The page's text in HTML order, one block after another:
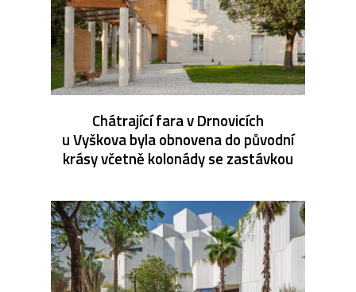
Chátrající fara v Drnovicích
u Vyškova byla obnovena do původní
krásy včetně kolonády se zastávkou